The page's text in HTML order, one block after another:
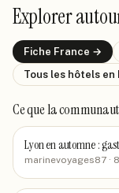
Explorer
Fiche France →
Tous les hôtels en
Ce que la
Lyon en automne :
marinevoyages87 ·